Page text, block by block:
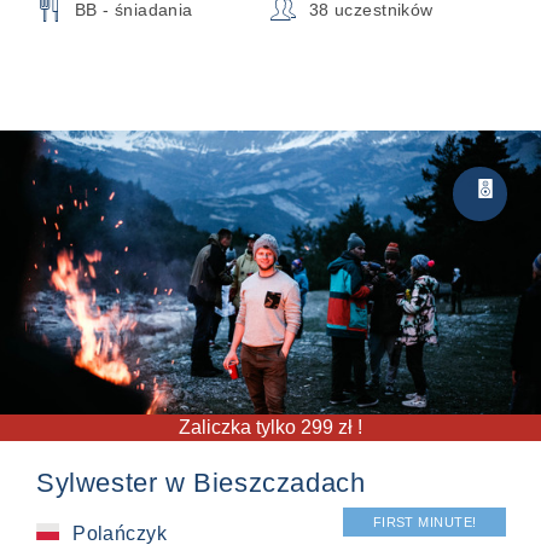
🍴 BB - śniadania 👥 38 uczestników
Zaliczka tylko 299 zł !
Party

Sylwester w Bieszczadach
Polańczyk
FIRST MINUTE!